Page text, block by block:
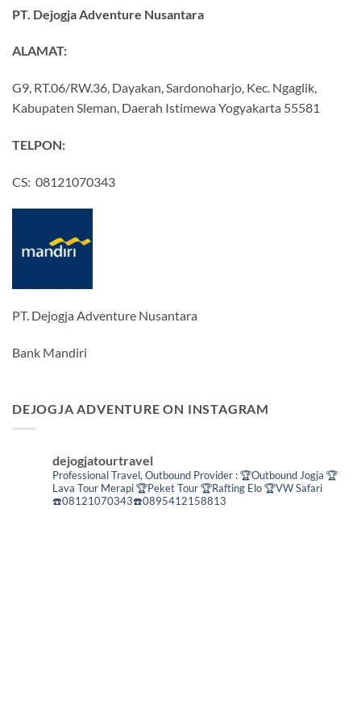
PT. Dejogja Adventure Nusantara
ALAMAT:
G9, RT.06/RW.36, Dayakan, Sardonoharjo, Kec. Ngaglik,
Kabupaten Sleman, Daerah Istimewa Yogyakarta 55581
TELPON:
CS: 08121070343
PT. Dejogja Adventure Nusantara
Bank Mandiri
DEJOGJA ADVENTURE ON INSTAGRAM
dejogjatourtravel
Professional Travel, Outbound Provider :🏆Outbound Jogja 🏆
Lava Tour Merapi🏆Peket Tour🏆Rafting Elo🏆VW Safari
☎️08121070343☎️0895412158813